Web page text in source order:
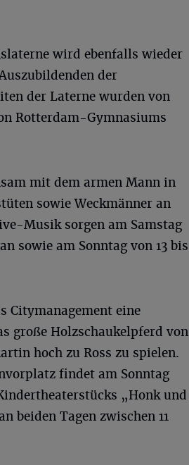
wird ebenfalls wieder
der
der Laterne wurden von
Rotterdam-Gymnasiums
mit dem armen Mann in
sowie Weckmänner an
Musik sorgen am Samstag
sowie am Sonntag von 13 bis
Citymanagement eine
große Holzschaukelpferd von
hoch zu Ross zu spielen.
findet am Sonntag
„Honk und
beiden Tagen zwischen 11